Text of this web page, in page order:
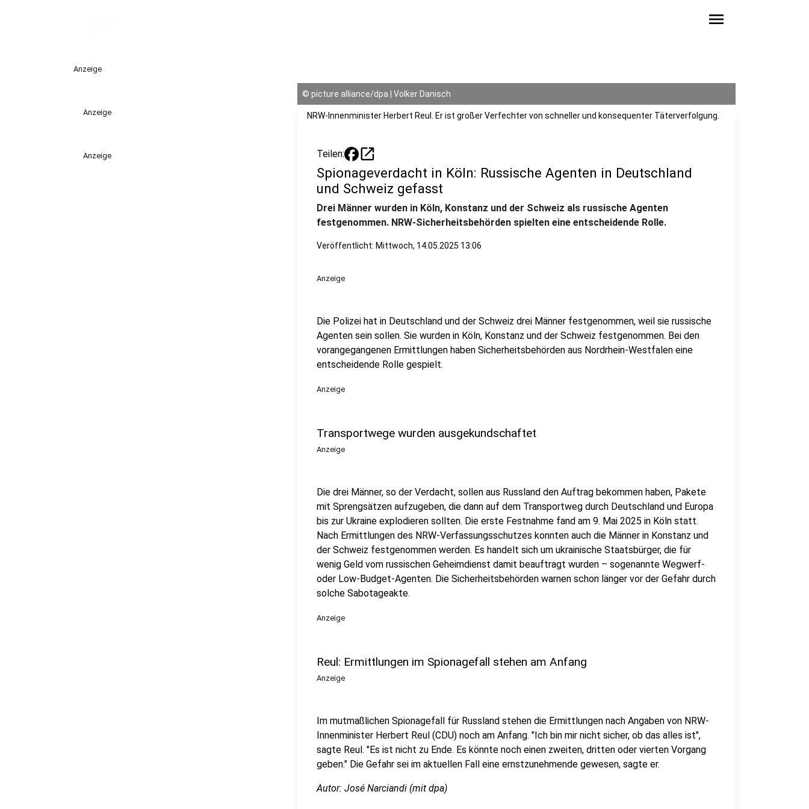
menu
Anzeige
Anzeige
Anzeige
© picture alliance/dpa | Volker Danisch
NRW-Innenminister Herbert Reul. Er ist großer Verfechter von schneller und konsequenter Täterverfolgung.
Teilen: open_in_new
Spionageverdacht in Köln: Russische Agenten in Deutschland
und Schweiz gefasst
Drei Männer wurden in Köln, Konstanz und der Schweiz als russische Agenten
festgenommen. NRW-Sicherheitsbehörden spielten eine entscheidende Rolle.
Veröffentlicht: Mittwoch, 14.05.2025 13:06
Anzeige
Die Polizei hat in Deutschland und der Schweiz drei Männer festgenommen, weil sie russische
Agenten sein sollen. Sie wurden in Köln, Konstanz und der Schweiz festgenommen. Bei den
vorangegangenen Ermittlungen haben Sicherheitsbehörden aus Nordrhein-Westfalen eine
entscheidende Rolle gespielt.
Anzeige
Transportwege wurden ausgekundschaftet
Anzeige
Die drei Männer, so der Verdacht, sollen aus Russland den Auftrag bekommen haben, Pakete
mit Sprengsätzen aufzugeben, die dann auf dem Transportweg durch Deutschland und Europa
bis zur Ukraine explodieren sollten. Die erste Festnahme fand am 9. Mai 2025 in Köln statt.
Nach Ermittlungen des NRW-Verfassungsschutzes konnten auch die Männer in Konstanz und
der Schweiz festgenommen werden. Es handelt sich um ukrainische Staatsbürger, die für
wenig Geld vom russischen Geheimdienst damit beauftragt wurden – sogenannte Wegwerf-
oder Low-Budget-Agenten. Die Sicherheitsbehörden warnen schon länger vor der Gefahr durch
solche Sabotageakte.
Anzeige
Reul: Ermittlungen im Spionagefall stehen am Anfang
Anzeige
Im mutmaßlichen Spionagefall für Russland stehen die Ermittlungen nach Angaben von NRW-
Innenminister Herbert Reul (CDU) noch am Anfang. "Ich bin mir nicht sicher, ob das alles ist",
sagte Reul. "Es ist nicht zu Ende. Es könnte noch einen zweiten, dritten oder vierten Vorgang
geben." Die Gefahr sei im aktuellen Fall eine ernstzunehmende gewesen, sagte er.
Autor: José Narciandi (mit dpa)